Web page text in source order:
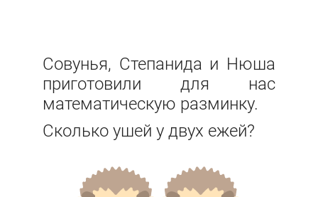
Совунья, Степанида и Нюша
приготовили для нас
математическую разминку.
Сколько ушей у двух ежей?